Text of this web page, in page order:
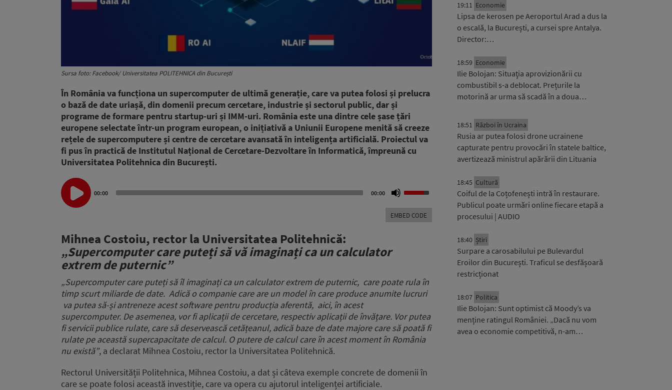
Sursa foto: Facebook/ Universitatea POLITEHNICA din București
În România va funcționa un supercomputer de ultimă generație, care va putea folosi și prelucra
o bază de date uriașă, din domenii precum cercetare, industrie și sectorul public, dar și
programe de formare pentru startup-uri și IMM-uri. România este una dintre cele șase țări
europene selectate într-un program european, o inițiativă a Uniunii Europene menită să creeze
rețele de supercomputere și centre de cercetare avansată în inteligența artificială. Proiectul va
fi pus în practică de Institutul Național de Cercetare-Dezvoltare în Informatică, împreună cu
Universitatea Politehnica din București.
Audio
Player
00:00 00:00
Up/Down
keys
EMBED CODE
Mihnea Costoiu, rector la Universitatea Politehnică:
„Supercomputer care puteți să vă imaginați ca un calculator
extrem de puternic”
„Supercomputer care puteți să îl imaginați ca un calculator extrem de puternic, care poate rula în
timp scurt miliarde de date. Adică o companie care are un model în care produce anumite lucruri
va putea să-și antreneze acest software pentru producția aferentă, aici, în acest
supercomputer. De asemenea, vor fi aplicații de cercetare, respectiv aplicații de învățare. Vor putea
fi servicii publice rulate, care să deservească cetățeanul, adică baze de date majore care să poată fi
rulate pe această supercapacitate de calcul. O putere de calcul care în acest moment în România
nu există”, a declarat Mihnea Costoiu, rector la Universitatea Politehnică.
Rectorul Universității Politehnica, Mihnea Costoiu, a dat și câteva exemple concrete de domenii în
care se poate folosi această investiție, care va opera cu ajutorul inteligenței artificiale.
19:11 Economie
Lipsa de kerosen pe Aeroportul Arad a dus la
o escală, la București, a cursei spre Antalya.
Director:…
18:59 Economie
Ilie Bolojan: Situaţia aprovizionării cu
combustibil s-a deblocat. Prețurile la
motorină ar urma să scadă în a doua…
18:51 Război în Ucraina
Rusia ar putea folosi drone ucrainene
capturate pentru provocări în statele baltice,
avertizează ministrul apărării din Lituania
18:45 Cultură
Coiful de la Coțofenești intră în restaurare.
Publicul poate urmări online fiecare etapă a
procesului | AUDIO
18:40 Știri
Surpare a carosabilului pe Bulevardul
Eroilor din București. Traficul se desfășoară
restricționat
18:07 Politica
Ilie Bolojan: Sunt optimist că Moody’s va
menține ratingul României. „Dacă nu vom
avea o economie competitivă, n-am…